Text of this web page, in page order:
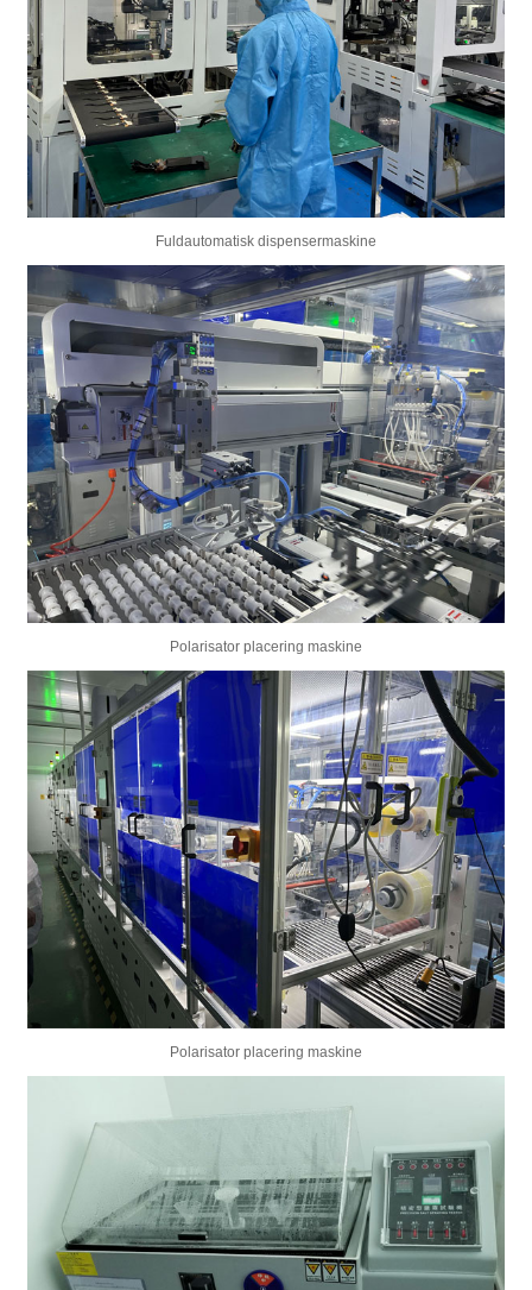
Fuldautomatisk dispensermaskine
Polarisator placering maskine
Polarisator placering maskine